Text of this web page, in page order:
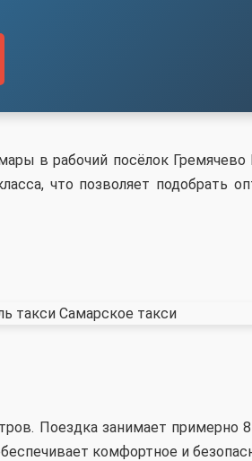
в рабочий посёлок
что позволяет подобрать
Поездка занимает примерно
комфортное и